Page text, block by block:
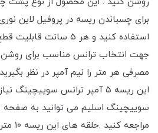
برای چسباندن ریسه در پروفیل لاین
استفاده کنید و هر ۵
جهت انتخاب ترانس مناسب برای روشن
مصرفی هر متر را نیم آمپر در نظر
این ریسه ۵ آمپر ترانس
سوییچینگ اسلیم می توانید به